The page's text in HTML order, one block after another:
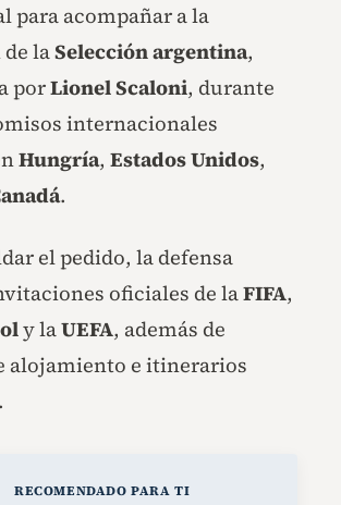
para acompañar a la
laSelección argentina,
porLionel Scaloni, durante
internacionales
Hungría, Estados Unidos,
.
el pedido, la defensa
oficiales de laFIFA,
y laUEFA, además de
alojamiento e itinerarios
RECOMENDADO PARA TI